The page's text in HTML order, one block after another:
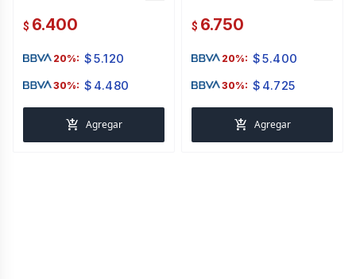
SAUVIGNON
$ 6.400
20%: $5.120
30%: $ 4.480
add_shopping_cart Agregar
1.5 L
$ 6.750
20%: $5.400
30%: $ 4.725
add_shopping_cart Agregar